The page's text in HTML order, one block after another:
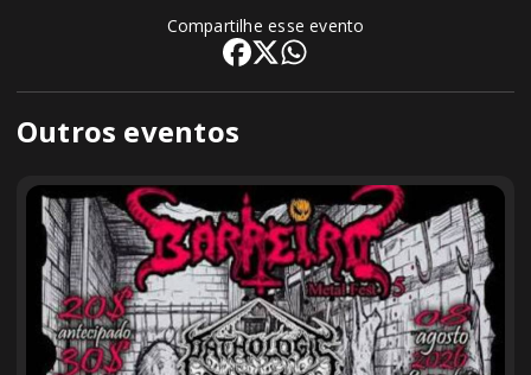
Outros eventos
Compartilhe esse evento